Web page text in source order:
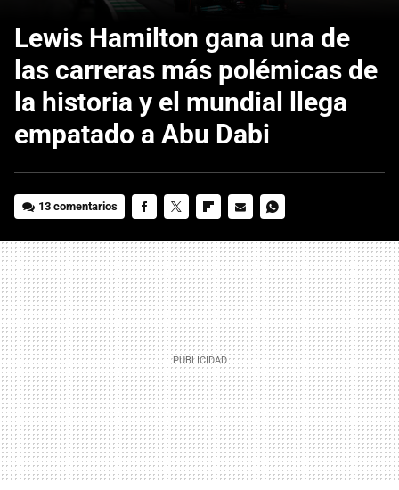
Lewis Hamilton gana una de
las carreras más polémicas de
la historia y el mundial llega
empatado a Abu Dabi
13 comentarios
MAIL